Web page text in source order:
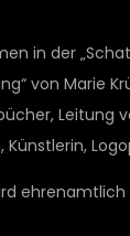
in der
von Marie
Leitung